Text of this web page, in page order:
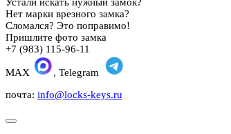
Нет марки врезного замка?
Сломался? Это поправимо!
Пришлите фото замка
+7 (983) 115-96-11
MAX
, Telegram
почта: info@locks-keys.ru